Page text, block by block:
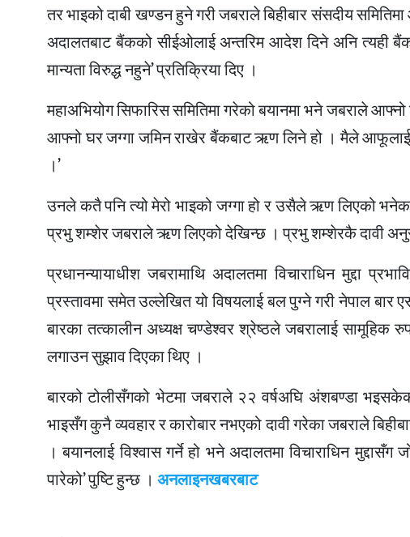
तर भाइको दाबी खण्डन हुने गरी जबराले बिहीबार संसदीय
अदालतबाट बैंकको सीईओलाई अन्तरिम आदेश दिने अनि त्यही
मान्यता विरुद्ध नहुने’ प्रतिक्रिया दिए ।
महाअभियोग सिफारिस समितिमा गरेको बयानमा भने जबराले
आफ्नो घर जग्गा जमिन राखेर बैंकबाट ऋण लिने हो । मैले आफूलाई
।’
उनले कतै पनि त्यो मेरो भाइको जग्गा हो र उसैले ऋण लिएको
प्रभु शम्शेर जबराले ऋण लिएको देखिन्छ । प्रभु शम्शेरकै दावी
प्रधानन्यायाधीश जबरामाथि अदालतमा विचाराधिन मुद्दा
प्रस्तावमा समेत उल्लेखित यो विषयलाई बल पुग्ने गरी नेपाल
बारका तत्कालीन अध्यक्ष चण्डेश्वर श्रेष्ठले जबरालाई सामूहिक
लगाउन सुझाव दिएका थिए ।
बारको टोलीसँगको भेटमा जबराले २२ वर्षअघि अंशबण्डा
भाइसँग कुनै व्यवहार र कारोबार नभएको दावी गरेका जबराले
। बयानलाई विश्वास गर्ने हो भने अदालतमा विचाराधिन
पारेको’ पुष्टि हुन्छ । अनलाइनखबरबाट